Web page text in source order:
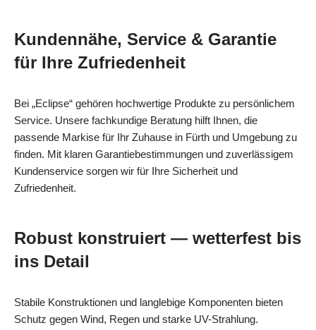
Kundennähe, Service & Garantie
für Ihre Zufriedenheit
Bei „Eclipse“ gehören hochwertige Produkte zu persönlichem
Service. Unsere fachkundige Beratung hilft Ihnen, die
passende Markise für Ihr Zuhause in Fürth und Umgebung zu
finden. Mit klaren Garantiebestimmungen und zuverlässigem
Kundenservice sorgen wir für Ihre Sicherheit und
Zufriedenheit.
Robust konstruiert — wetterfest bis
ins Detail
Stabile Konstruktionen und langlebige Komponenten bieten
Schutz gegen Wind, Regen und starke UV-Strahlung.